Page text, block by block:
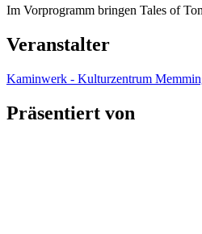
Im Vorprogramm bringen Tales of
Veranstalter
Kaminwerk - Kulturzentrum
Präsentiert von